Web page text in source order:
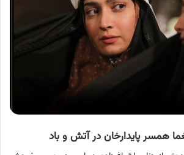
همسر پایدارخان در آتش و باد